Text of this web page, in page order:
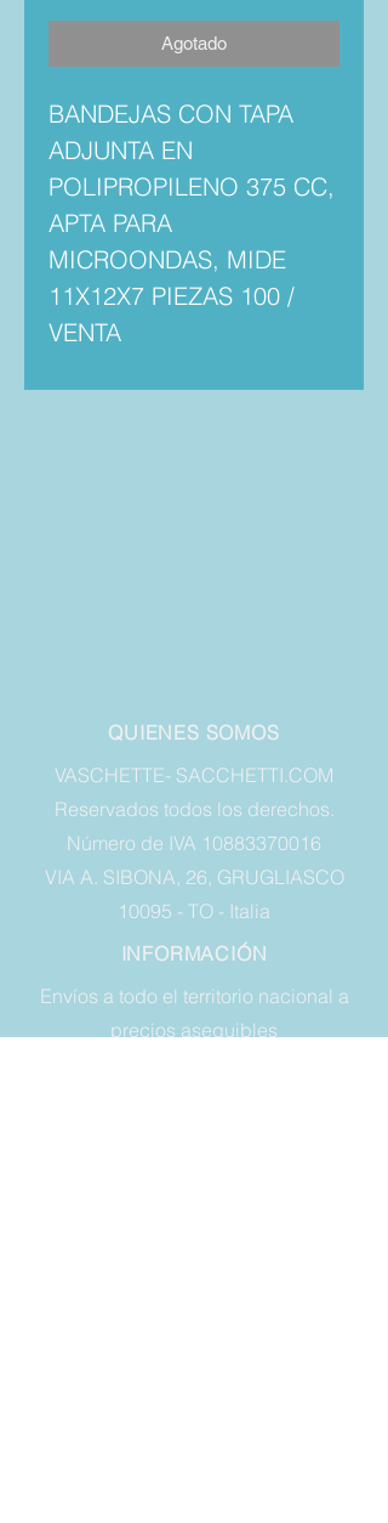
Agotado
BANDEJAS CON TAPA
ADJUNTA EN
POLIPROPILENO 375 CC,
APTA PARA
MICROONDAS, MIDE
11X12X7 PIEZAS 100 /
VENTA
QUIENES SOMOS
VASCHETTE- SACCHETTI.COM
Reservados todos los derechos.
Número de IVA 10883370016
VIA A. SIBONA, 26, GRUGLIASCO
10095 - TO - Italia
INFORMACIÓN
Envíos a todo el territorio nacional a
precios asequibles